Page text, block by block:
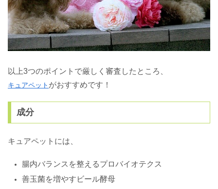
以上3つのポイントで厳しく審査したところ、
キュアペット がおすすめです！
成分
キュアペットには、
腸内バランスを整えるプロバイオテクス
善玉菌を増やすビール酵母